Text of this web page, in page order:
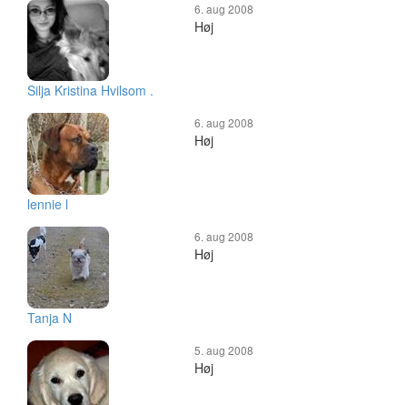
Silja Kristina Hvilsom .
6. aug 2008
Høj
lennie l
6. aug 2008
Høj
Tanja N
6. aug 2008
Høj
5. aug 2008
Høj